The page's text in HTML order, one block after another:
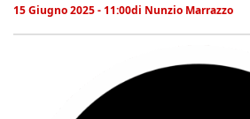
15 Giugno 2025 - 11:00di Nunzio Marrazzo